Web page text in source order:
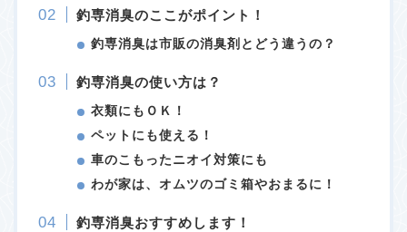
釣専消臭のここがポイント！
釣専消臭は市販の消臭剤とどう違うの？
釣専消臭の使い方は？
衣類にもＯＫ！
ペットにも使える！
車のこもったニオイ対策にも
わが家は、オムツのゴミ箱やおまるに！
釣専消臭おすすめします！